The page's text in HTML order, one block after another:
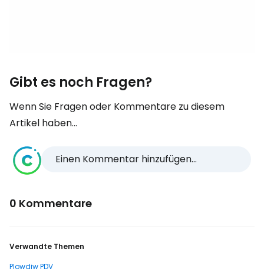
Gibt es noch Fragen?
Wenn Sie Fragen oder Kommentare zu diesem
Artikel haben...
Einen Kommentar hinzufügen...
0 Kommentare
Verwandte Themen
Plowdiw PDV